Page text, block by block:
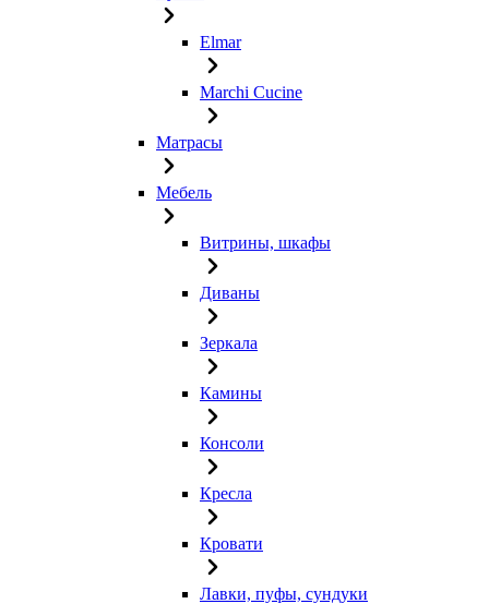
Elmar
Marchi Cucine
Матрасы
Мебель
Витрины, шкафы
Диваны
Зеркала
Камины
Консоли
Кресла
Кровати
Лавки, пуфы, сундуки